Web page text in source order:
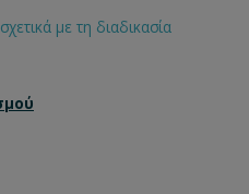
με τη διαδικασία